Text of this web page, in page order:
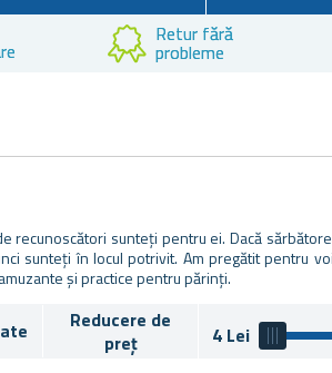
Retur fără
probleme
recunoscători sunteți pentru ei. Dacă
sunteți în locul potrivit. Am pregătit pentru
și practice pentru părinți.
Reducere de
preț
4 Lei